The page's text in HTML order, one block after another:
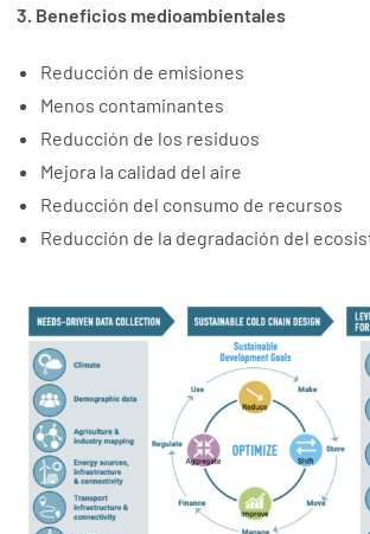
3. Beneficios medioambientales
Reducción de emisiones
Menos contaminantes
Reducción de los residuos
Mejora la calidad del aire
Reducción del consumo de recursos
Reducción de la degradación del